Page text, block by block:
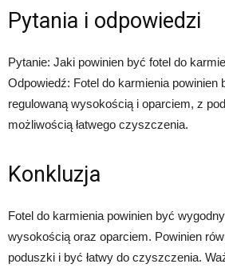
Pytania i odpowiedzi
Pytanie: Jaki powinien być fotel do
Odpowiedź: Fotel do karmienia powinien
regulowaną wysokością i oparciem, z
możliwością łatwego czyszczenia.
Konkluzja
Fotel do karmienia powinien być
wysokością oraz oparciem. Powinien
poduszki i być łatwy do czyszczenia.